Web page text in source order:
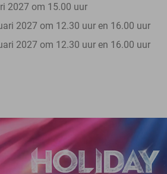
2027 om 15.00 uur
2027 om 12.30 uur en 16.00 uur
2027 om 12.30 uur en 16.00 uur